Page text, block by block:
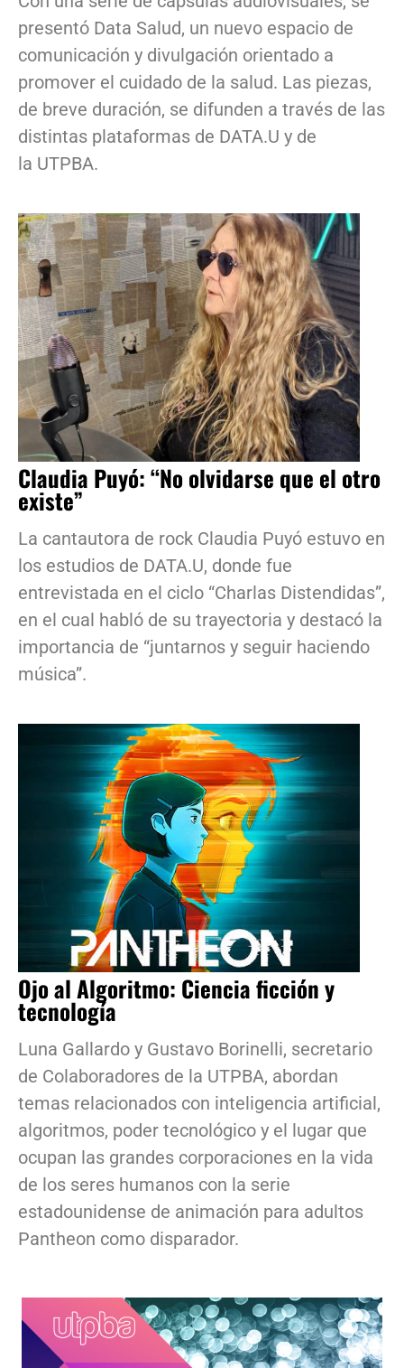
presentó Data Salud, un nuevo espacio de
comunicación y divulgación orientado a
promover el cuidado de la salud. Las piezas,
de breve duración, se difunden a través de las
distintas plataformas de DATA.U y de
la UTPBA.
Claudia Puyó: “No olvidarse que el otro
existe”
La cantautora de rock Claudia Puyó estuvo en
los estudios de DATA.U, donde fue
entrevistada en el ciclo “Charlas Distendidas”,
en el cual habló de su trayectoria y destacó la
importancia de “juntarnos y seguir haciendo
música”.
Ojo al Algoritmo: Ciencia ficción y
tecnología
Luna Gallardo y Gustavo Borinelli, secretario
de Colaboradores de la UTPBA, abordan
temas relacionados con inteligencia artificial,
algoritmos, poder tecnológico y el lugar que
ocupan las grandes corporaciones en la vida
de los seres humanos con la serie
estadounidense de animación para adultos
Pantheon como disparador.